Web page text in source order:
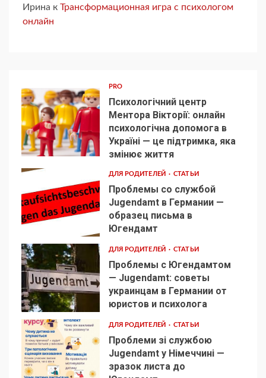
Ирина к Трансформационная игра с психологом
онлайн
1
PRO
Психологічний центр
Ментора Вікторії: онлайн
психологічна допомога в
Україні — це підтримка, яка
змінює життя
2
ДЛЯ РОДИТЕЛЕЙ СТАТЬИ
Проблемы со службой
Jugendamt в Германии —
образец письма в
Югендамт
3
ДЛЯ РОДИТЕЛЕЙ СТАТЬИ
Проблемы с Югендамтом
— Jugendamt: советы
украинцам в Германии от
юристов и психолога
4
ДЛЯ РОДИТЕЛЕЙ СТАТЬИ
Проблеми зі службою
Jugendamt у Німеччині —
зразок листа до